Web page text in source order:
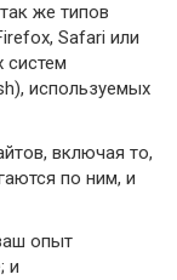
же типов
Safari или
систем
используемых
включая то,
по ним, и
опыт
и